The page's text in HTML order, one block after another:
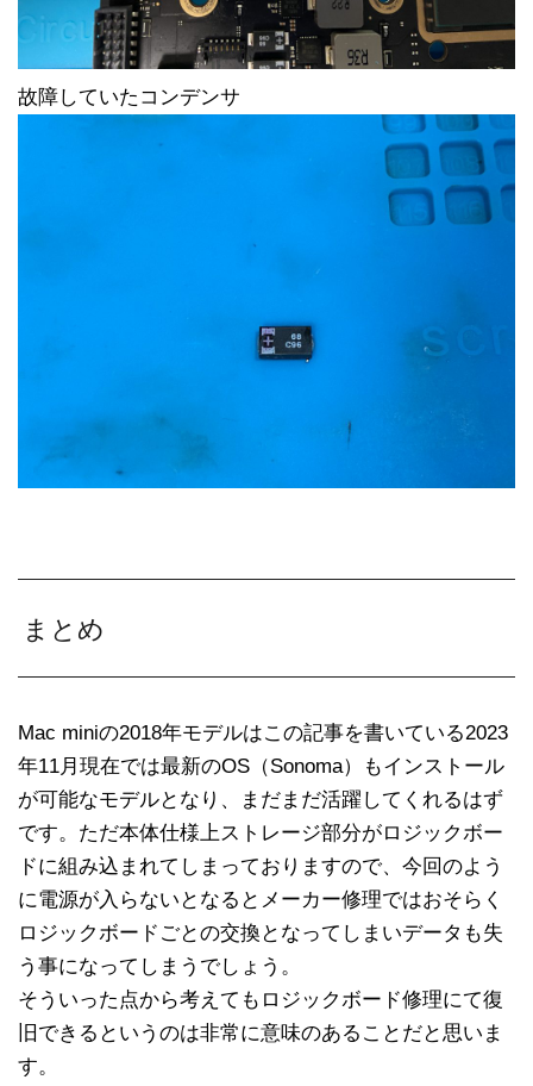
故障していたコンデンサ
まとめ
Mac miniの2018年モデルはこの記事を書いている2023
年11月現在では最新のOS（Sonoma）もインストール
が可能なモデルとなり、まだまだ活躍してくれるはず
です。ただ本体仕様上ストレージ部分がロジックボー
ドに組み込まれてしまっておりますので、今回のよう
に電源が入らないとなるとメーカー修理ではおそらく
ロジックボードごとの交換となってしまいデータも失
う事になってしまうでしょう。
そういった点から考えてもロジックボード修理にて復
旧できるというのは非常に意味のあることだと思いま
す。